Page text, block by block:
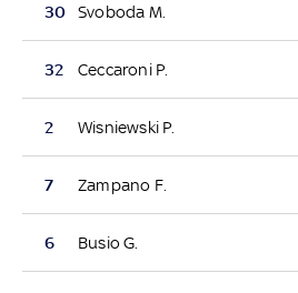
30 Svoboda M.
32 Ceccaroni P.
2 Wisniewski P.
7 Zampano F.
6 Busio G.